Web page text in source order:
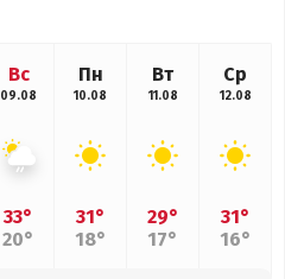
Вс
09.08
33°
20°
Пн
10.08
31°
18°
Вт
11.08
29°
17°
Ср
12.08
31°
16°